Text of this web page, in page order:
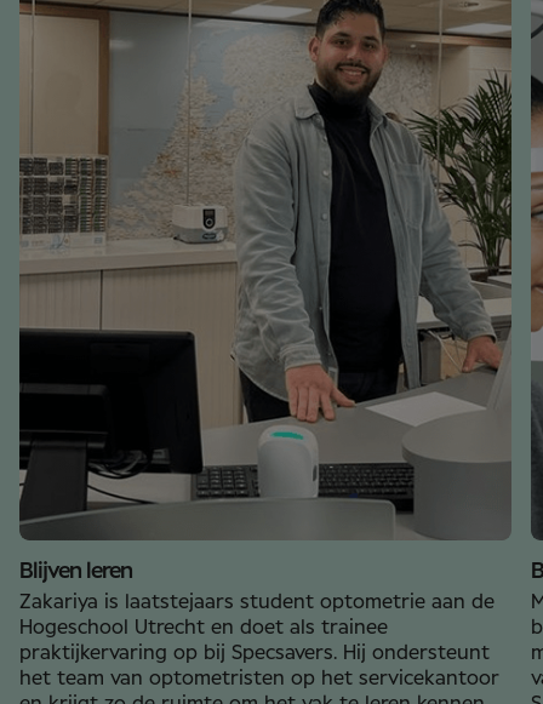
Blijven leren
Zakariya is laatstejaars student optometrie aan de
Hogeschool Utrecht en doet als trainee
praktijkervaring op bij Specsavers. Hij ondersteunt
het team van optometristen op het servicekantoor